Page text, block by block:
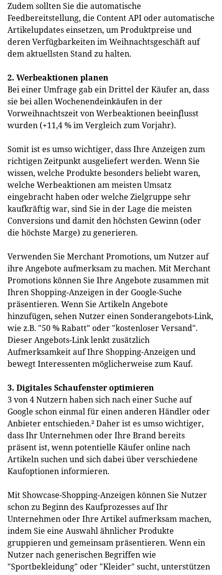
Zudem sollten Sie die automatische
Feedbereitstellung, die Content API oder automatische
Artikelupdates einsetzen, um Produktpreise und
deren Verfügbarkeiten im Weihnachtsgeschäft auf
dem aktuellsten Stand zu halten.
2. Werbeaktionen planen
Bei einer Umfrage gab ein Drittel der Käufer an, dass
sie bei allen Wochenendeinkäufen in der
Vorweihnachtszeit von Werbeaktionen beeinflusst
wurden (+11,4 % im Vergleich zum Vorjahr).
1
Somit ist es umso wichtiger, dass Ihre Anzeigen zum
richtigen Zeitpunkt ausgeliefert werden. Wenn Sie
wissen, welche Produkte besonders beliebt waren,
welche Werbeaktionen am meisten Umsatz
eingebracht haben oder welche Zielgruppe sehr
kaufkräftig war, sind Sie in der Lage die meisten
Conversions und damit den höchsten Gewinn (oder
die höchste Marge) zu generieren.
Verwenden Sie Merchant Promotions, um Nutzer auf
ihre Angebote aufmerksam zu machen. Mit Merchant
Promotions können Sie Ihre Angebote zusammen mit
Ihren Shopping-Anzeigen in der Google-Suche
präsentieren. Wenn Sie Artikeln Angebote
hinzufügen, sehen Nutzer einen Sonderangebots-Link,
wie z.B. "50 % Rabatt" oder "kostenloser Versand".
Dieser Angebots-Link lenkt zusätzlich
Aufmerksamkeit auf Ihre Shopping-Anzeigen und
bewegt Interessenten möglicherweise zum Kauf.
3. Digitales Schaufenster optimieren
3 von 4 Nutzern haben sich nach einer Suche auf
Google schon einmal für einen anderen Händler oder
Anbieter entschieden.² Daher ist es umso wichtiger,
dass Ihr Unternehmen oder Ihre Brand bereits
präsent ist, wenn potentielle Käufer online nach
Artikeln suchen und sich dabei über verschiedene
Kaufoptionen informieren.
Mit Showcase-Shopping-Anzeigen können Sie Nutzer
schon zu Beginn des Kaufprozesses auf Ihr
Unternehmen oder Ihre Artikel aufmerksam machen,
indem Sie eine Auswahl ähnlicher Produkte
gruppieren und gemeinsam präsentieren. Wenn ein
Nutzer nach generischen Begriffen wie
"Sportbekleidung" oder "Kleider" sucht, unterstützen